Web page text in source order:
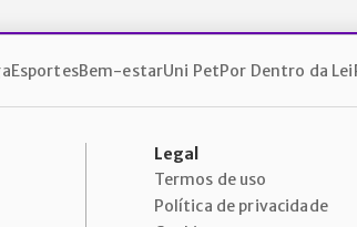
EsportesBem-estarUni PetPor Dentro da Lei
Legal
Termos de uso
Política de privacidade